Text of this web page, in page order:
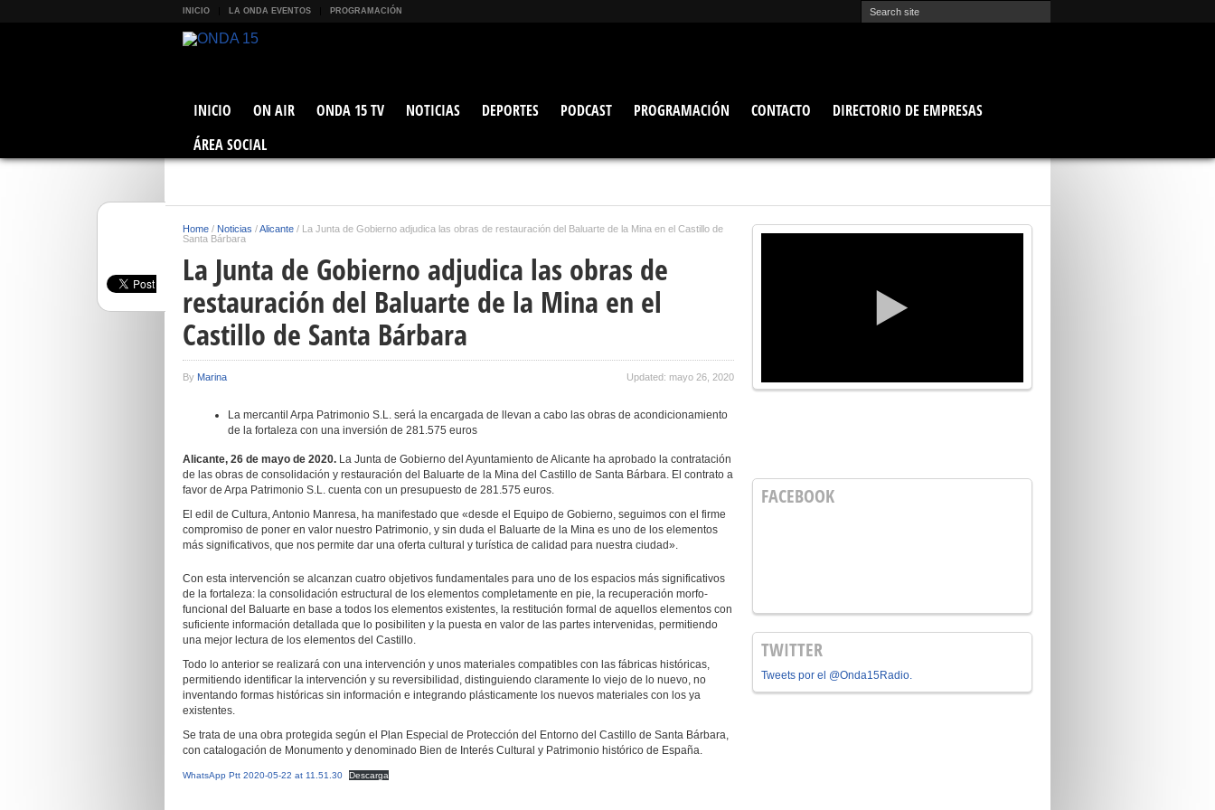
INICIO LA ONDA EVENTOS PROGRAMACIÓN
INICIO ON AIR ONDA 15 TV NOTICIAS DEPORTES PODCAST PROGRAMACIÓN CONTACTO
DIRECTORIO DE EMPRESAS
ÁREA SOCIAL
Home / Noticias /Alicante / La Junta de Gobierno adjudica las obras de restauración del Baluarte de la Mina en el Castillo de
Santa Bárbara
La Junta de Gobierno adjudica las obras de
restauración del Baluarte de la Mina en el
Castillo de Santa Bárbara
By Marina Updated: mayo 26, 2020
La mercantil Arpa Patrimonio S.L. será la encargada de llevan a cabo las obras de acondicionamiento
de la fortaleza con una inversión de 281.575 euros
Alicante, 26 de mayo de 2020. La Junta de Gobierno del Ayuntamiento de Alicante ha aprobado la contratación
de las obras de consolidación y restauración del Baluarte de la Mina del Castillo de Santa Bárbara. El contrato a
favor de Arpa Patrimonio S.L. cuenta con un presupuesto de 281.575 euros.
El edil de Cultura, Antonio Manresa, ha manifestado que «desde el Equipo de Gobierno, seguimos con el firme
compromiso de poner en valor nuestro Patrimonio, y sin duda el Baluarte de la Mina es uno de los elementos
más significativos, que nos permite dar una oferta cultural y turística de calidad para nuestra ciudad».
Con esta intervención se alcanzan cuatro objetivos fundamentales para uno de los espacios más significativos
de la fortaleza: la consolidación estructural de los elementos completamente en pie, la recuperación morfo-
funcional del Baluarte en base a todos los elementos existentes, la restitución formal de aquellos elementos con
suficiente información detallada que lo posibiliten y la puesta en valor de las partes intervenidas, permitiendo
una mejor lectura de los elementos del Castillo.
Todo lo anterior se realizará con una intervención y unos materiales compatibles con las fábricas históricas,
permitiendo identificar la intervención y su reversibilidad, distinguiendo claramente lo viejo de lo nuevo, no
inventando formas históricas sin información e integrando plásticamente los nuevos materiales con los ya
existentes.
Se trata de una obra protegida según el Plan Especial de Protección del Entorno del Castillo de Santa Bárbara,
con catalogación de Monumento y denominado Bien de Interés Cultural y Patrimonio histórico de España.
WhatsApp Ptt 2020-05-22 at 11.51.30 Descarga
FACEBOOK
TWITTER
Tweets por el @Onda15Radio.